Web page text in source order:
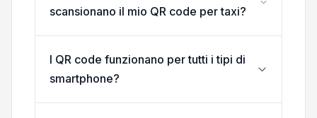
scansionano il mio QR code per taxi?
I QR code funzionano per tutti i tipi di
smartphone?